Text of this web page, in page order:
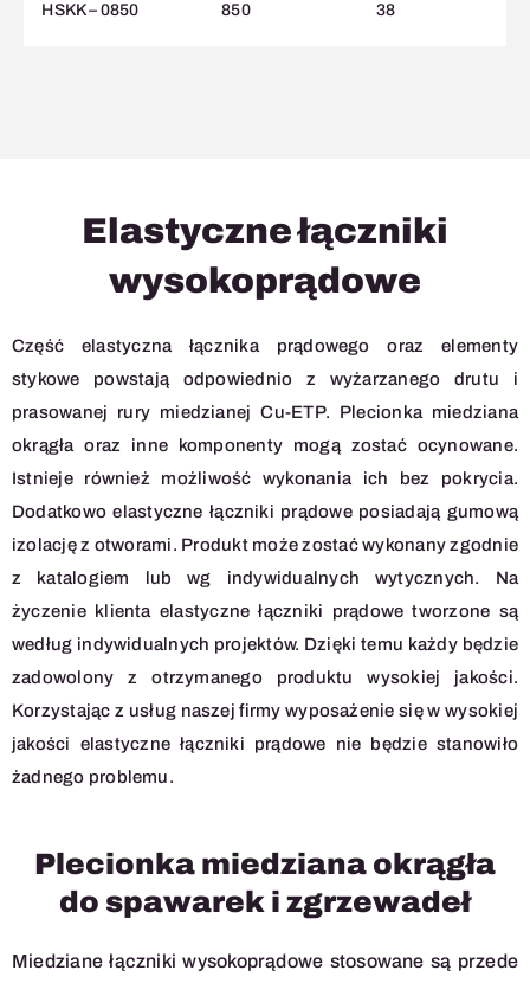
HSKK – 0850 850 38
Elastyczne łączniki
wysokoprądowe
Część elastyczna łącznika prądowego oraz elementy
stykowe powstają odpowiednio z wyżarzanego drutu i
prasowanej rury miedzianej Cu-ETP. Plecionka miedziana
okrągła oraz inne komponenty mogą zostać ocynowane.
Istnieje również możliwość wykonania ich bez pokrycia.
Dodatkowo elastyczne łączniki prądowe posiadają gumową
izolację z otworami. Produkt może zostać wykonany zgodnie
z katalogiem lub wg indywidualnych wytycznych. Na
życzenie klienta elastyczne łączniki prądowe tworzone są
według indywidualnych projektów. Dzięki temu każdy będzie
zadowolony z otrzymanego produktu wysokiej jakości.
Korzystając z usług naszej firmy wyposażenie się w wysokiej
jakości elastyczne łączniki prądowe nie będzie stanowiło
żadnego problemu.
Plecionka miedziana okrągła
do spawarek i zgrzewadeł
Miedziane łączniki wysokoprądowe stosowane są przede